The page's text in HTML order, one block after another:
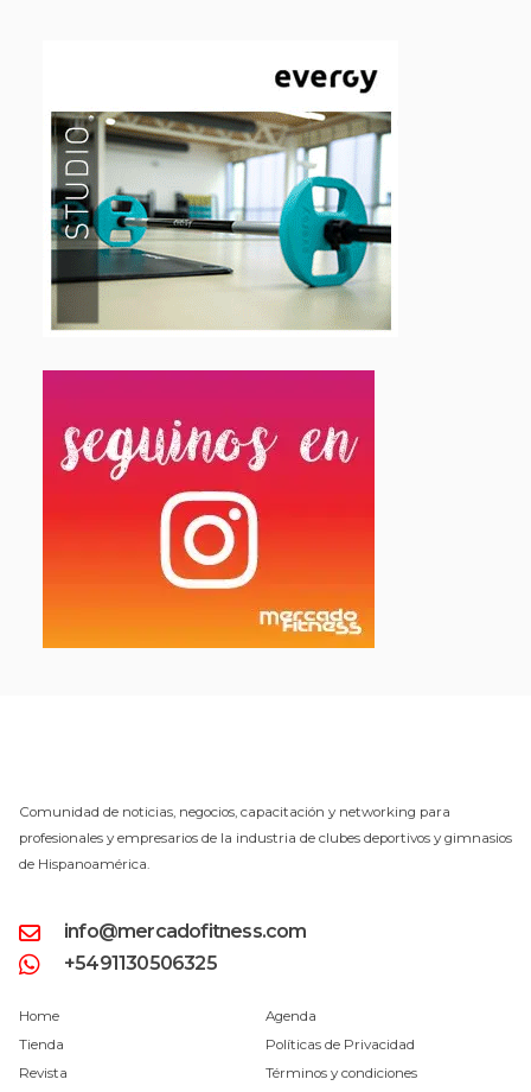
Comunidad de noticias, negocios, capacitación y networking para
profesionales y empresarios de la industria de clubes deportivos y gimnasios
de Hispanoamérica.
info@mercadofitness.com
+5491130506325
Home
Tienda
Revista
Agenda
Políticas de Privacidad
Términos y condiciones